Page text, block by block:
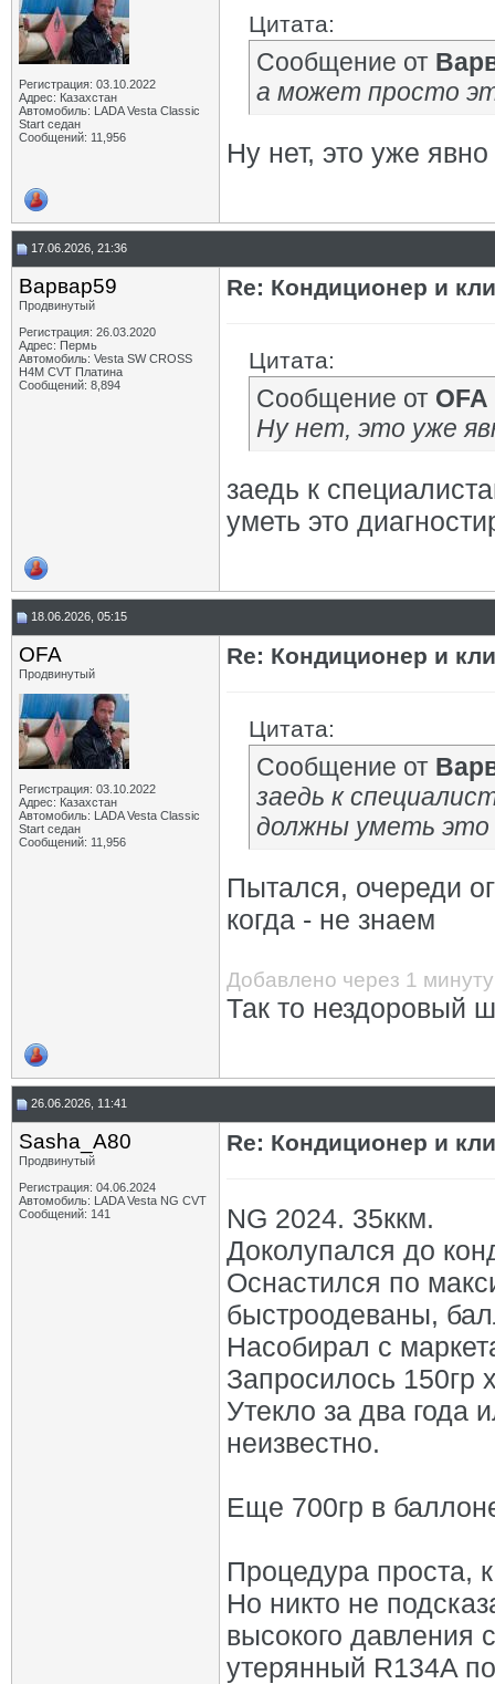
Регистрация: 03.10.2022
Адрес: Казахстан
Автомобиль: LADA Vesta Classic
Start седан
Сообщений: 11,956
Цитата:
Сообщение от
а может просто
Ну нет, это уже
17.06.2026, 21:36
Варвар59
Продвинутый
Регистрация: 26.03.2020
Адрес: Пермь
Автомобиль: Vesta SW CROSS
H4M CVT Платина
Сообщений: 8,894
Re: Кондиционер и
Цитата:
Сообщение от OFA
Ну нет, это уже
заедь к
уметь это
18.06.2026, 05:15
OFA
Продвинутый
Регистрация: 03.10.2022
Адрес: Казахстан
Автомобиль: LADA Vesta Classic
Start седан
Сообщений: 11,956
Re: Кондиционер и
Цитата:
Сообщение от
заедь к
должны уметь это
Пытался, очереди
когда - не знаем
Добавлено через 1 минуту
Так то нездоровый
26.06.2026, 11:41
Sasha_A80
Продвинутый
Регистрация: 04.06.2024
Автомобиль: LADA Vesta NG CVT
Сообщений: 141
Re: Кондиционер и
NG 2024. 35ккм.
Доколупался до
Оснастился по
быстроодеваны,
Насобирал с
Запросилось 150гр
Утекло за два года
неизвестно.
Еще 700гр в
Процедура проста,
Но никто не
высокого давления
утерянный R134A